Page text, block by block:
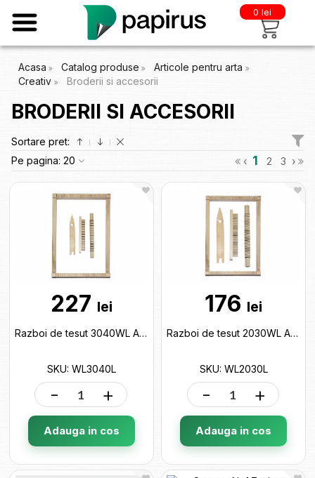
0 lei
Acasa Catalog produse
Articole pentru arta
Creativ
Broderii si accesorii
BRODERII SI ACCESORII
Sortare pret:
Pe pagina: 20 ‹ 1 2 3 ›
227 lei
Razboi de tesut 3040WL A3 WL3040L
SKU: WL3040L
- +
Adauga in cos
176 lei
Razboi de tesut 2030WL A4 WL2030L
SKU: WL2030L
- +
Adauga in cos